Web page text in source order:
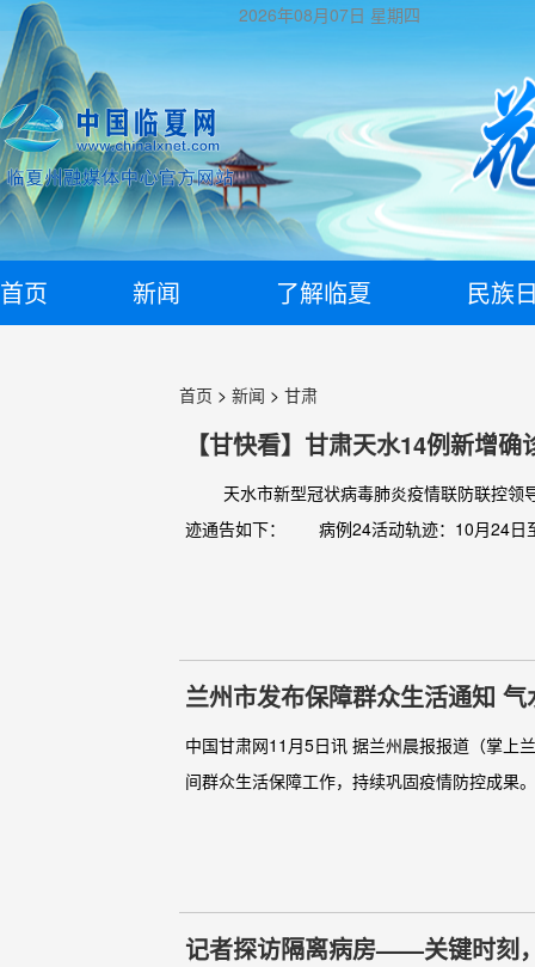
2026年08月07日 星期四
首页 新闻 了解临夏 民族
首页 > 新闻 > 甘肃
【甘快看】甘肃天水14例新增
天水市新型冠状病毒肺炎疫情联防联控领
迹通告如下： 病例24活动轨迹：10月24日
兰州市发布保障群众生活通知
中国甘肃网11月5日讯 据兰州晨报报道（掌上
间群众生活保障工作，持续巩固疫情防控成果
记者探访隔离病房——关键时刻